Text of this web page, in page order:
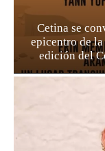
Cetina se
epicentro de
edición del